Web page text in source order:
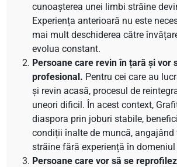
cunoașterea unei limbi străine
Experiența anterioară nu este
mai mult deschiderea către
evolua constant.
Persoane care revin în țară și vor
profesional. Pentru cei care au
și revin acasă, procesul de
uneori dificil. În acest context,
diaspora prin joburi stabile,
condiții înalte de muncă,
străine fără experiență în
Persoane care vor să se